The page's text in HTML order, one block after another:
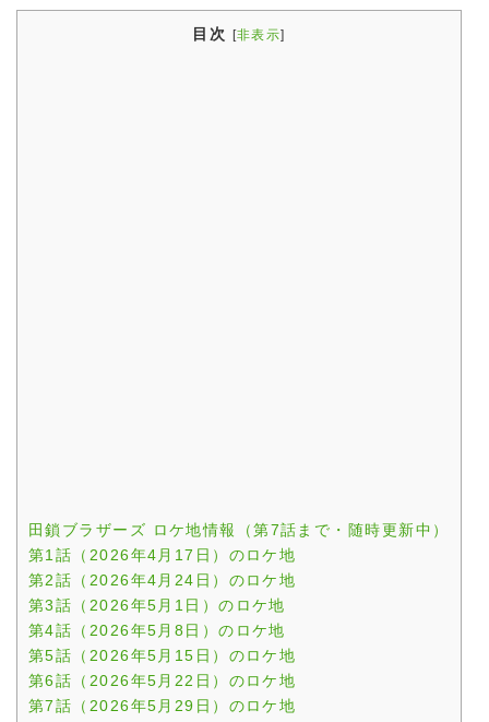
目次 [非表示]
田鎖ブラザーズ ロケ地情報（第7話まで・随時更新中）
第1話（2026年4月17日）のロケ地
第2話（2026年4月24日）のロケ地
第3話（2026年5月1日）のロケ地
第4話（2026年5月8日）のロケ地
第5話（2026年5月15日）のロケ地
第6話（2026年5月22日）のロケ地
第7話（2026年5月29日）のロケ地